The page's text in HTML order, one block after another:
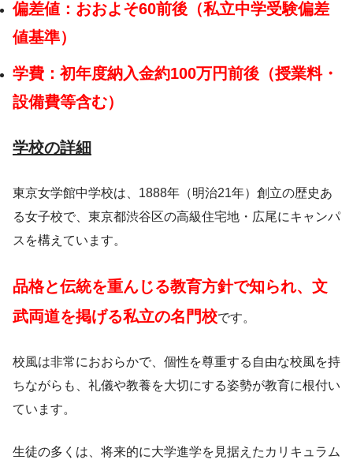
偏差値：おおよそ60前後（私立中学受験偏差
値基準）
学費：初年度納入金約100万円前後（授業料・
設備費等含む）
学校の詳細
東京女学館中学校は、1888年（明治21年）創立の歴史あ
る女子校で、東京都渋谷区の高級住宅地・広尾にキャンパ
スを構えています。
品格と伝統を重んじる教育方針で知られ、文
武両道を掲げる私立の名門校です。
校風は非常におおらかで、個性を尊重する自由な校風を持
ちながらも、礼儀や教養を大切にする姿勢が教育に根付い
ています。
生徒の多くは、将来的に大学進学を見据えたカリキュラム